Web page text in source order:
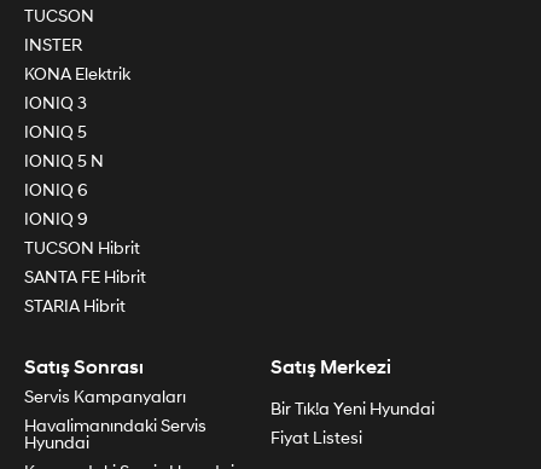
TUCSON
INSTER
KONA Elektrik
IONIQ 3
IONIQ 5
IONIQ 5 N
IONIQ 6
IONIQ 9
TUCSON Hibrit
SANTA FE Hibrit
STARIA Hibrit
Satış Sonrası
Servis Kampanyaları
Havalimanındaki Servis
Hyundai
Satış Merkezi
Bir Tık!a Yeni Hyundai
Fiyat Listesi